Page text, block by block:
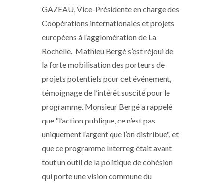
GAZEAU, Vice-Présidente en charge des
Coopérations internationales et projets
européens à l’agglomération de La
Rochelle. Mathieu Bergé s’est réjoui de
la forte mobilisation des porteurs de
projets potentiels pour cet événement,
témoignage de l’intérêt suscité pour le
programme. Monsieur Bergé a rappelé
que "l’action publique, ce n’est pas
uniquement l’argent que l’on distribue", et
que ce programme Interreg était avant
tout un outil de la politique de cohésion
qui porte une vision commune du